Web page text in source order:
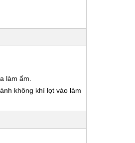
làm ẩm.
không khí lọt vào làm